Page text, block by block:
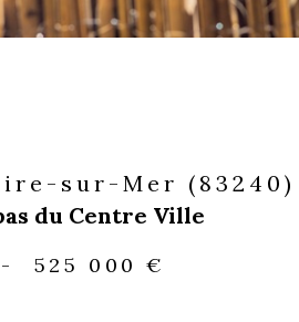
sur-Mer (83240)
du Centre Ville
- 525 000 €